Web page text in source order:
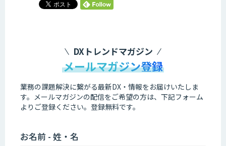
DXトレンドマガジン
メールマガジン登録
業務の課題解決に繋がる最新DX・情報をお届けいたしま
す。 メールマガジンの配信をご希望の方は、下記フォーム
よりご登録ください。登録無料です。
お名前 - 姓・名